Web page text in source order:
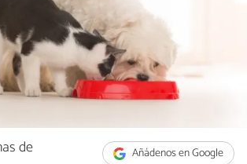
Añádenos en Google
de